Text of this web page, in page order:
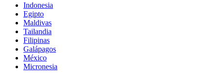
Indonesia
Egipto
Maldivas
Tailandia
Filipinas
Galápagos
México
Micronesia